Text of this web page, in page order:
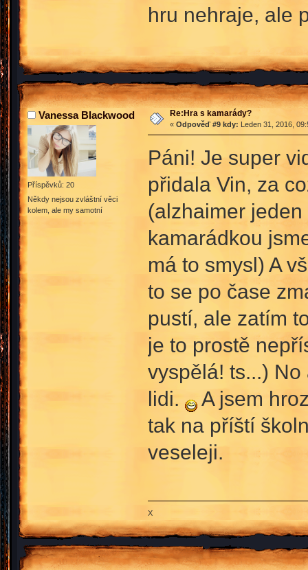
hru nehraje, ale
Vanessa Blackwood
Příspěvků: 20
Někdy nejsou zvláštní věci
kolem, ale my samotní
Re:Hra s kamarády?
« Odpověď #9 kdy: Leden 31, 2016,
Páni! Je super
přidala Vin, za
(alzhaimer
kamarádkou
má to smysl) A
to se po čase
pustí, ale zatím
je to prostě
vyspělá! ts...)
lidi.
A jsem
tak na příští
veseleji.
X